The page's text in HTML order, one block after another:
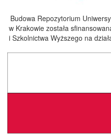
Budowa Repozytorium
w Krakowie została
i Szkolnictwa Wyższego na